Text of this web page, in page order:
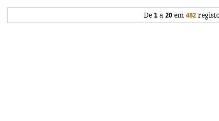
De 1 a 20 em 482